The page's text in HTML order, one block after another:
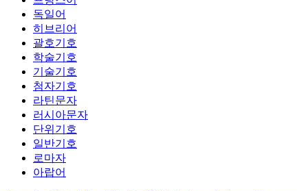
독일어
히브리어
괄호기호
학술기호
기술기호
첨자기호
라틴문자
러시아문자
단위기호
일반기호
로마자
아랍어